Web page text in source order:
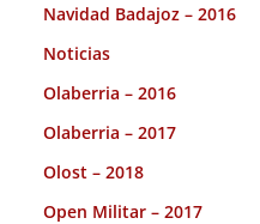
Navidad Badajoz – 2016
Noticias
Olaberria – 2016
Olaberria – 2017
Olost – 2018
Open Militar – 2017